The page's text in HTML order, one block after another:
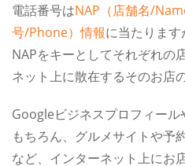
電話番号はNAP（店舗名/
号/Phone）情報に当たりま
NAPをキーとしてそれぞれの
ネット上に散在するそのお店
Googleビジネスプロフィー
もちろん、グルメサイトや予
など、インターネット上にお